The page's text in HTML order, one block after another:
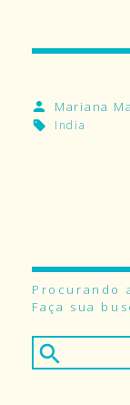
Mariana
India
Procurando
Faça sua